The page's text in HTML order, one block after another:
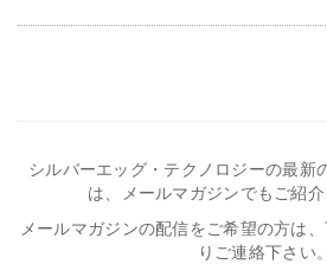
シルバーエッグ・テクノロジーの最新
は、メールマガジンでもご紹介
メールマガジンの配信をご希望の方は
りご連絡下さい。